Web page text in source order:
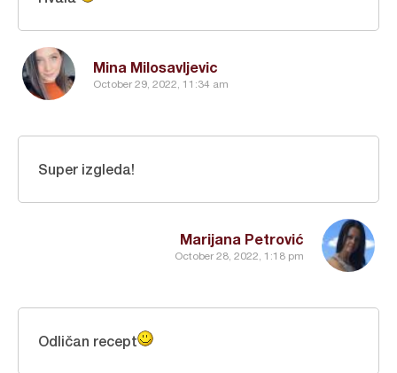
Mina Milosavljevic
October 29, 2022, 11:34 am
Marijana Petrović
October 28, 2022, 1:18 pm
Super izgleda!
Odličan recept